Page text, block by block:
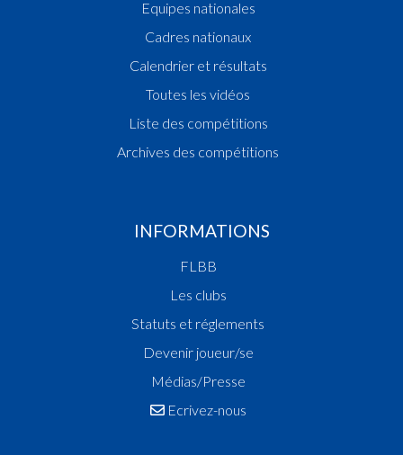
Equipes nationales
Cadres nationaux
Calendrier et résultats
Toutes les vidéos
Liste des compétitions
Archives des compétitions
INFORMATIONS
FLBB
Les clubs
Statuts et réglements
Devenir joueur/se
Médias/Presse
Ecrivez-nous